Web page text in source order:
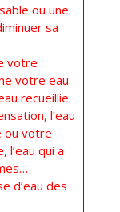
ou une
sa
votre
votre eau
recueillie
l’eau
ou votre
l’eau qui a
d’eau des